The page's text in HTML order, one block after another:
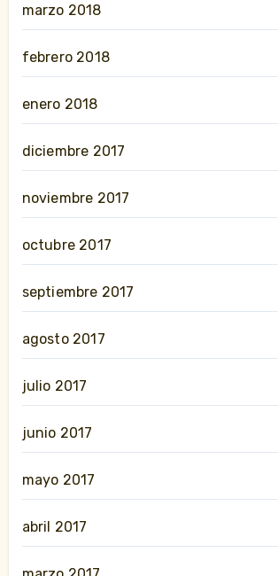
marzo 2018
febrero 2018
enero 2018
diciembre 2017
noviembre 2017
octubre 2017
septiembre 2017
agosto 2017
julio 2017
junio 2017
mayo 2017
abril 2017